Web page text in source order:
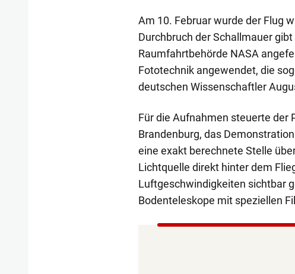
Am 10. Februar wurde der Flug
Durchbruch der Schallmauer
Raumfahrtbehörde NASA
Fototechnik angewendet, die
deutschen Wissenschaftler
Für die Aufnahmen steuerte der
Brandenburg, das
eine exakt berechnete Stelle
Lichtquelle direkt hinter dem
Luftgeschwindigkeiten sichtbar
Bodenteleskope mit speziellen